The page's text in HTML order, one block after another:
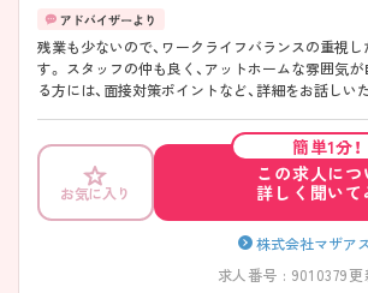
残業も少ないので、ワークライフバランスの重視し
す。 スタッフの仲も良く、アットホームな雰囲気が自慢です。 ご興味あ
る方には、面接対策ポイントなど、詳細をお話しい
お気に入り
簡単1分！
この求人につ
詳しく聞いて
株式会社マザア
求人番号 : 9010379更